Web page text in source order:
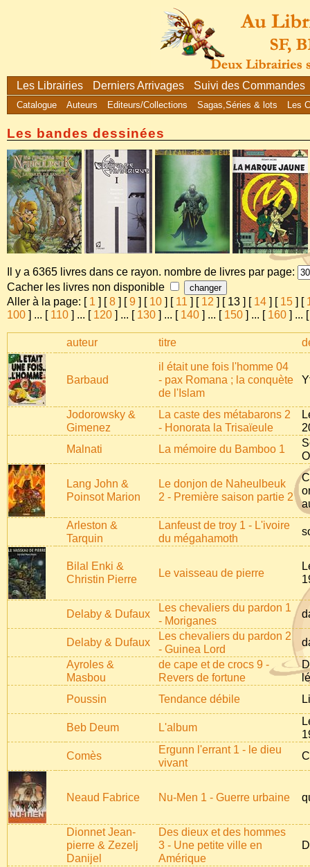
Les Librairies Derniers Arrivages Suivi des Commandes
Catalogue Auteurs Editeurs/Collections Sagas,Séries & lots Les
Les bandes dessinées
Il y a 6365 livres dans ce rayon. nombre de livres par page:
Cacher les livres non disponible
Aller à la page: [ 1 ] [8 ] [9 ] [ 10 ] [ 11 ] [ 12 ] [ 13 ] [ 14 ] [ 15 ] [
100 ] ... [ 110 ] ... [ 120 ] ... [ 130 ] ... [ 140 ] ... [ 150 ] ... [ 160 ] ...
auteur titre
Barbaud
il était une fois l'homme 04
- pax Romana ; la conquète
de l'Islam
Jodorowsky &
Gimenez
La caste des métabarons 2
- Honorata la Trisaïeule
Malnati
La mémoire du Bamboo 1
Lang John &
Poinsot Marion
Le donjon de Naheulbeuk
2 - Première saison partie 2
Arleston &
Tarquin
Lanfeust de troy 1 - L'ivoire
du mégahamoth
Bilal Enki &
Christin Pierre
Le vaisseau de pierre
Delaby & Dufaux
Les chevaliers du pardon 1
- Moriganes
Delaby & Dufaux
Les chevaliers du pardon 2
- Guinea Lord
Ayroles &
Masbou
de cape et de crocs 9 -
Revers de fortune
Poussin
Tendance débile
Beb Deum L'album
Comès
Ergunn l'errant 1 - le dieu
vivant
Neaud Fabrice Nu-Men 1 - Guerre urbaine
Dionnet Jean-
pierre & Zezelj
Danijel
Des dieux et des hommes
3 - Une petite ville en
Amérique